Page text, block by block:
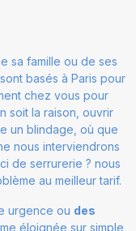
sa famille ou de ses
basés à Paris pour
chez vous pour
soit la raison, ouvrir
un blindage, où que
nous interviendrons
de serrurerie ? nous
au meilleur tarif.
urgence ou des
éloignée sur simple